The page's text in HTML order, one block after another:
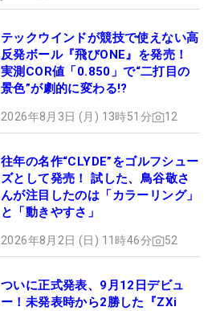
テックウインドが競技で使えない高
反発ボール『飛びONE』を発売！
実測COR値「0.850」で“二打目の
景色”が劇的に変わる!?
2026年8月3日 (月) 13時51分 12
往年の名作“CLYDE”をゴルフシュー
ズとして発売！ 試した、鳥谷敬さ
んが注目したのは「カラーリング」
と「動きやすさ」
2026年8月2日 (日) 11時46分 52
ついに正式発表、9月12日デビュ
ー！未発表時から2勝した『ZXi